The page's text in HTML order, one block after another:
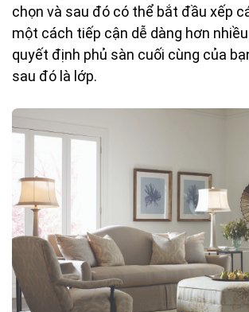
chọn và sau đó có thể bắt đầu xếp
một cách tiếp cận dễ dàng hơn
quyết định phủ sàn cuối cùng của
sau đó là lớp.